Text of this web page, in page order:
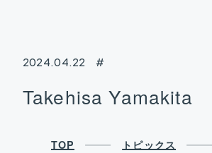
NATURE
POSITIVE
2024.04.22 #
Takehisa Yamakita
TOP トピックス